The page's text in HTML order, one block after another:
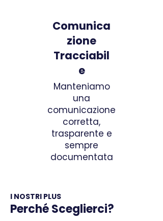
Comunica
zione
Tracciabil
e
Manteniamo
una
comunicazione
corretta,
trasparente e
sempre
documentata
I NOSTRI PLUS
Perché Sceglierci?